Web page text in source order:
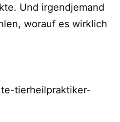
Und irgendjemand
worauf es wirklich